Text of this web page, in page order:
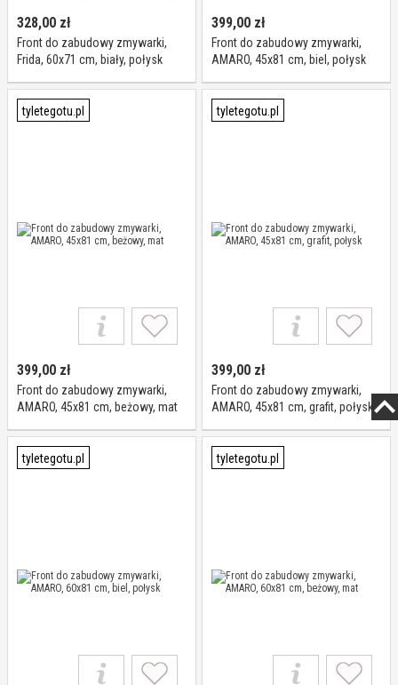
328,00 zł
Front do zabudowy zmywarki,
Frida, 60x71 cm, biały, połysk
399,00 zł
Front do zabudowy zmywarki,
AMARO, 45x81 cm, biel, połysk
tyletegotu.pl
399,00 zł
Front do zabudowy zmywarki,
AMARO, 45x81 cm, beżowy, mat
tyletegotu.pl
399,00 zł
Front do zabudowy zmywarki,
AMARO, 45x81 cm, grafit, połysk
tyletegotu.pl tyletegotu.pl